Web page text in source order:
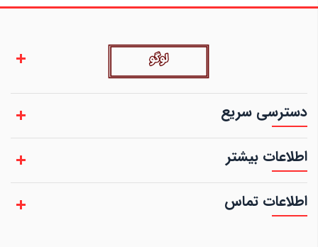
دسترسی سریع
اطلاعات بیشتر
اطلاعات تماس